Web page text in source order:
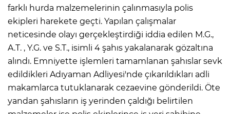
farklı hurda malzemelerinin çalınmasıyla polis
ekipleri harekete geçti. Yapılan çalışmalar
neticesinde olayı gerçekleştirdiği iddia edilen M.G.,
A.T. , Y.G. ve S.T., isimli 4 şahıs yakalanarak gözaltına
alındı. Emniyette işlemleri tamamlanan şahıslar sevk
edildikleri Adıyaman Adliyesi'nde çıkarıldıkları adli
makamlarca tutuklanarak cezaevine gönderildi. Öte
yandan şahısların iş yerinden çaldığı belirtilen